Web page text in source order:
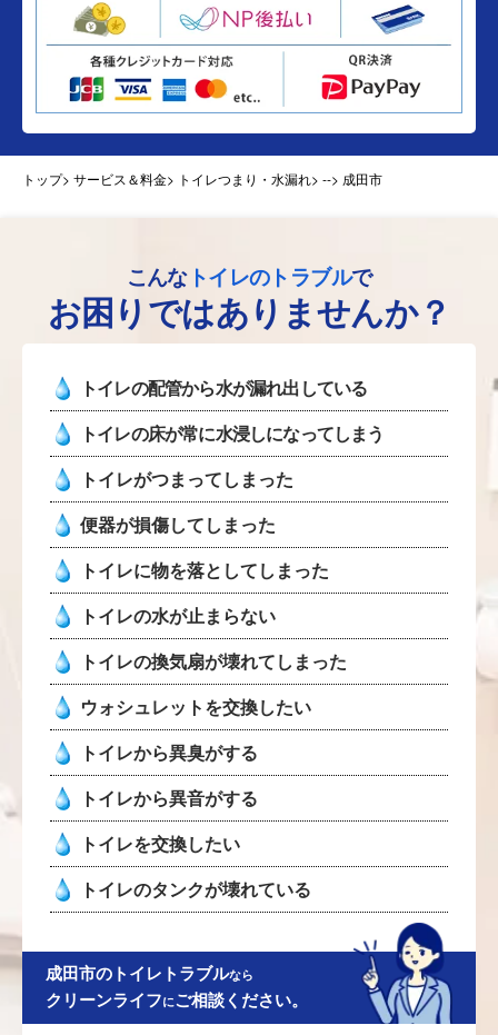
トップ> サービス＆料金> トイレつまり・水漏れ> --> 成田市
こんなトイレのトラブルで
お困りではありませんか？
トイレの配管から水が漏れ出している
トイレの床が常に水浸しになってしまう
トイレがつまってしまった
便器が損傷してしまった
トイレに物を落としてしまった
トイレの水が止まらない
トイレの換気扇が壊れてしまった
ウォシュレットを交換したい
トイレから異臭がする
トイレから異音がする
トイレを交換したい
トイレのタンクが壊れている
成田市のトイレトラブルなら
クリーンライフにご相談ください。